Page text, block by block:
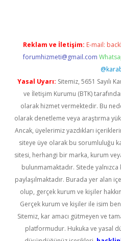
Reklam ve İletişim: E-mail:
forumhizmeti@gmail.com
Yasal Uyarı: Sitemiz, 5651 Sayılı
ve İletişim Kurumu (BTK)
olarak hizmet vermektedir. Bu
olarak denetleme veya araştırma
Ancak, üyelerimiz yazdıkları
siteye üye olarak bu sorumluluğu
sitesi, herhangi bir marka, kurum
bulunmamaktadır. Sitede yalnızca
paylaşılmaktadır. Burada yer alan
olup, gerçek kurum ve kişiler
Gerçek kurum ve kişiler ile isim
Sitemiz, kar amacı gütmeyen ve
platformudur. Hukuka ve yasal